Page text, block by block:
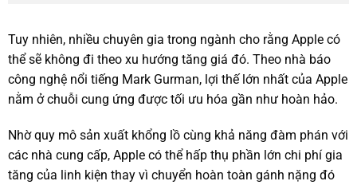
Tuy nhiên, nhiều chuyên gia trong ngành cho rằng Apple có
thể sẽ không đi theo xu hướng tăng giá đó. Theo nhà báo
công nghệ nổi tiếng Mark Gurman, lợi thế lớn nhất của Apple
nằm ở chuỗi cung ứng được tối ưu hóa gần như hoàn hảo.
Nhờ quy mô sản xuất khổng lồ cùng khả năng đàm phán với
các nhà cung cấp, Apple có thể hấp thụ phần lớn chi phí gia
tăng của linh kiện thay vì chuyển hoàn toàn gánh nặng đó